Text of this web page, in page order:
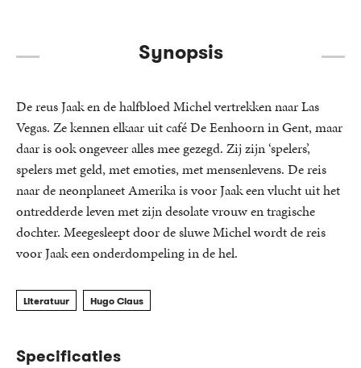
Synopsis
De reus Jaak en de halfbloed Michel vertrekken naar Las
Vegas. Ze kennen elkaar uit café De Eenhoorn in Gent, maar
daar is ook ongeveer alles mee gezegd. Zij zijn ‘spelers’,
spelers met geld, met emoties, met mensenlevens. De reis
naar de neonplaneet Amerika is voor Jaak een vlucht uit het
ontredderde leven met zijn desolate vrouw en tragische
dochter. Meegesleept door de sluwe Michel wordt de reis
voor Jaak een onderdompeling in de hel.
Literatuur Hugo Claus
Specificaties